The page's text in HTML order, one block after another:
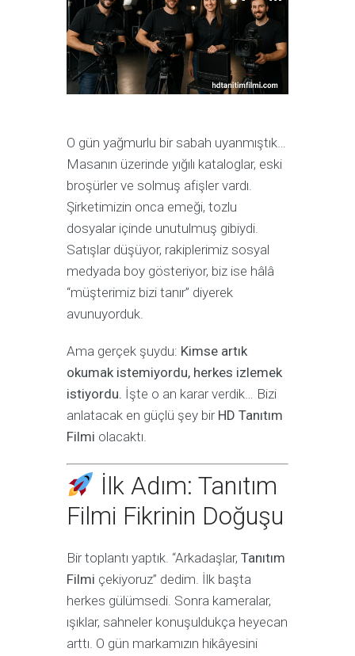
O gün yağmurlu bir sabah uyanmıştık…
Masanın üzerinde yığılı kataloglar, eski
broşürler ve solmuş afişler vardı.
Şirketimizin onca emeği, tozlu
dosyalar içinde unutulmuş gibiydi.
Satışlar düşüyor, rakiplerimiz sosyal
medyada boy gösteriyor, biz ise hâlâ
“müşterimiz bizi tanır” diyerek
avunuyorduk.
Ama gerçek şuydu: Kimse artık
okumak istemiyordu, herkes izlemek
istiyordu. İşte o an karar verdik… Bizi
anlatacak en güçlü şey bir HD Tanıtım
Filmi olacaktı.
İlk Adım: Tanıtım
Filmi Fikrinin Doğuşu
Bir toplantı yaptık. “Arkadaşlar, Tanıtım
Filmi çekiyoruz” dedim. İlk başta
herkes gülümsedi. Sonra kameralar,
ışıklar, sahneler konuşuldukça heyecan
arttı. O gün markamızın hikâyesini